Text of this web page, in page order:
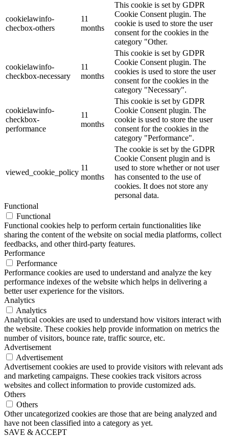
cookielawinfo-
checbox-others
11
months
This cookie is set by GDPR
Cookie Consent plugin. The
cookie is used to store the user
consent for the cookies in the
category "Other.
cookielawinfo-
checkbox-necessary
11
months
This cookie is set by GDPR
Cookie Consent plugin. The
cookies is used to store the user
consent for the cookies in the
category "Necessary".
cookielawinfo-
checkbox-
performance
11
months
This cookie is set by GDPR
Cookie Consent plugin. The
cookie is used to store the user
consent for the cookies in the
category "Performance".
viewed_cookie_policy
11
months
The cookie is set by the GDPR
Cookie Consent plugin and is
used to store whether or not user
has consented to the use of
cookies. It does not store any
personal data.
Functional
Functional
Functional cookies help to perform certain functionalities like
sharing the content of the website on social media platforms, collect
feedbacks, and other third-party features.
Performance
Performance
Performance cookies are used to understand and analyze the key
performance indexes of the website which helps in delivering a
better user experience for the visitors.
Analytics
Analytics
Analytical cookies are used to understand how visitors interact with
the website. These cookies help provide information on metrics the
number of visitors, bounce rate, traffic source, etc.
Advertisement
Advertisement
Advertisement cookies are used to provide visitors with relevant ads
and marketing campaigns. These cookies track visitors across
websites and collect information to provide customized ads.
Others
Others
Other uncategorized cookies are those that are being analyzed and
have not been classified into a category as yet.
SAVE & ACCEPT